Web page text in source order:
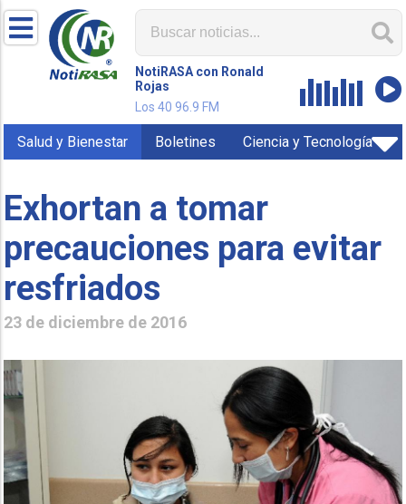
NotiRASA con Ronald
Rojas
Los 40 96.9 FM
Salud y Bienestar Boletines Ciencia y Tecnología
Exhortan a tomar
precauciones para evitar
resfriados
23 de diciembre de 2016